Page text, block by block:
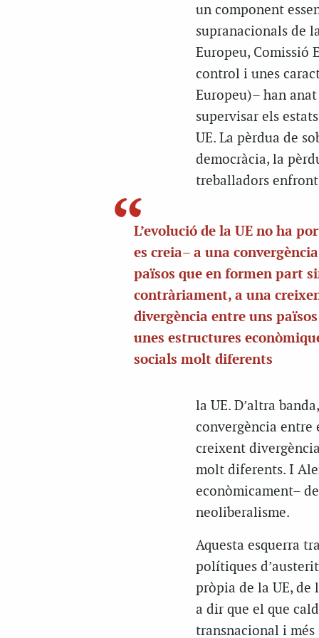
un component
supranacionals de
Europeu, Comissió
control i unes
Europeu)– han
supervisar els
UE. La pèrdua de
democràcia, la
treballadors
L’evolució de la UE no ha
es creia– a una
països que en formen part
contràriament, a una
divergència entre uns
unes estructures
socials molt diferents
la UE. D’altra
convergència entre
creixent
molt diferents. I
econòmicament–
neoliberalisme.
Aquesta esquerra
polítiques
pròpia de la UE, de
a dir que el que
transnacional i més